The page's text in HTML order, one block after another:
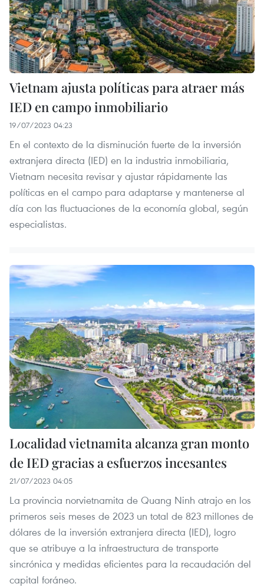
Vietnam ajusta políticas para atraer más
IED en campo inmobiliario
19/07/2023 04:23
En el contexto de la disminución fuerte de la inversión
extranjera directa (IED) en la industria inmobiliaria,
Vietnam necesita revisar y ajustar rápidamente las
políticas en el campo para adaptarse y mantenerse al
día con las fluctuaciones de la economía global, según
especialistas.
Localidad vietnamita alcanza gran monto
de IED gracias a esfuerzos incesantes
21/07/2023 04:05
La provincia norvietnamita de Quang Ninh atrajo en los
primeros seis meses de 2023 un total de 823 millones de
dólares de la inversión extranjera directa (IED), logro
que se atribuye a la infraestructura de transporte
sincrónica y medidas eficientes para la recaudación del
capital foráneo.